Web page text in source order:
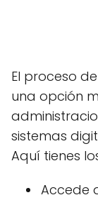
El proceso
una opción
sistemas
Aquí tienes
Accede